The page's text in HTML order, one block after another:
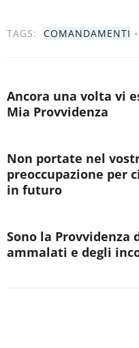
TAGS: COMANDAMENTI •
Ancora una volta vi
Mia Provvidenza
Non portate nel
preoccupazione per
in futuro
Sono la Provvidenza
ammalati e degli